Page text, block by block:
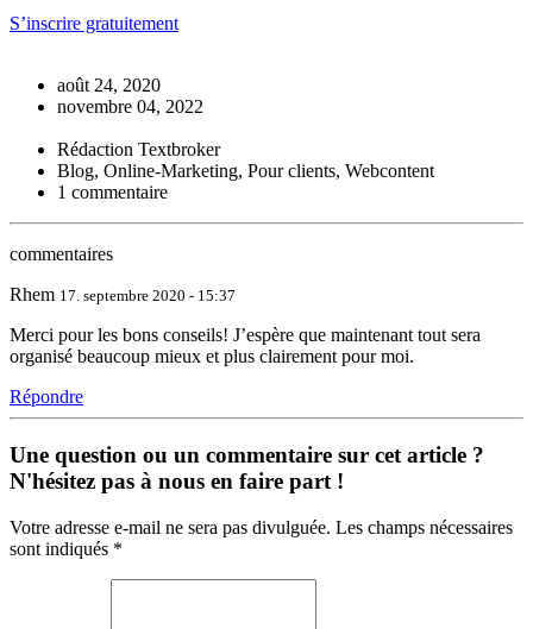
S’inscrire gratuitement
août 24, 2020
novembre 04, 2022
Rédaction Textbroker
Blog, Online-Marketing, Pour clients, Webcontent
1 commentaire
commentaires
Rhem 17. septembre 2020 - 15:37
Merci pour les bons conseils! J’espère que maintenant tout sera
organisé beaucoup mieux et plus clairement pour moi.
Répondre
Une question ou un commentaire sur cet article ?
N'hésitez pas à nous en faire part !
Votre adresse e-mail ne sera pas divulguée. Les champs nécessaires
sont indiqués *